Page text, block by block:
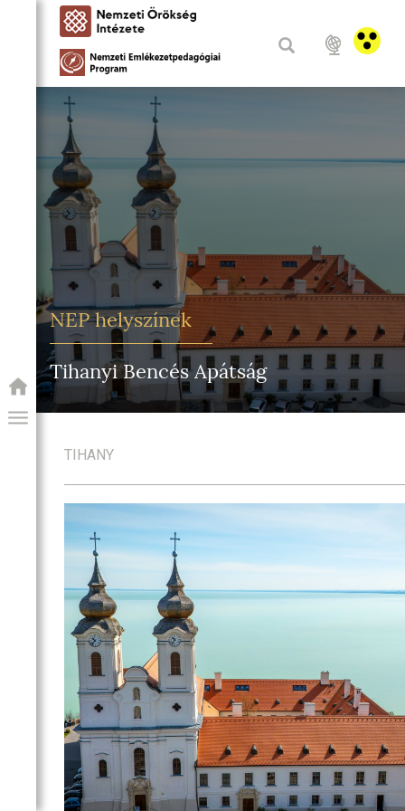
PROGRAM
NEP helyszínek
Tihanyi Bencés Apátság
TIHANY